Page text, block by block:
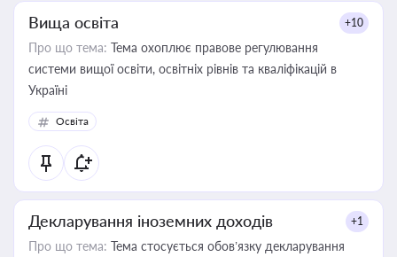
Вища освіта +10
Про що тема: Тема охоплює правове регулювання
системи вищої освіти, освітніх рівнів та кваліфікацій в
Україні
Освіта
Декларування іноземних доходів +1
Про що тема: Тема стосується обов’язку декларування